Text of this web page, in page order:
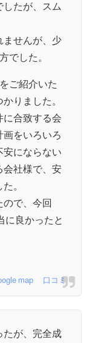
したが、スム
ませんが、少
でした。
ご紹介いた
りました。
に合致する会
をいろいろ
安にならない
会社様で、安
。
で、今回
に良かったと
map 口コミ
たが、完全成